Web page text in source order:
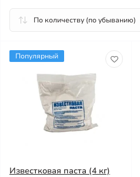
Популярный
Известковая паста (4 кг)